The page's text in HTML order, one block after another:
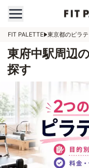
FIT PALETTE 東京都のピラ
東府中駅周辺
探す